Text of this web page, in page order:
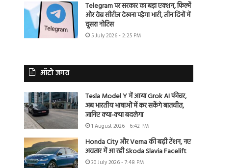
Telegram पर सरकार का बड़ा एक्शन, फिल्में
और वेब सीरीज देखना पड़ेगा भारी, तीन दिनों में
दूसरा नोटिस
5 July 2026 - 2:25 PM
ऑटो जगत
Tesla Model Y में आया Grok AI फीचर,
अब भारतीय भाषाओं में कर सकेंगे बातचीत,
जानिए क्या-क्या बदलेगा
1 August 2026 - 6:42 PM
Honda City और Verna की बढ़ी टेंशन, नए
अवतार में आ रही Skoda Slavia Facelift
30 July 2026 - 7:48 PM